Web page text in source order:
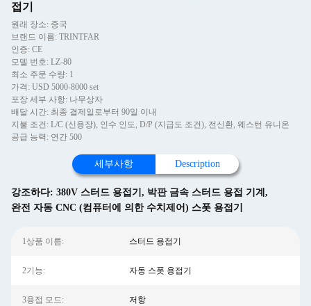
접기
원래 장소: 중국
브랜드 이름: TRINTFAR
인증: CE
모델 번호: LZ-80
최소 주문 수량: 1
가격: USD 5000-8000 set
포장 세부 사항: 나무상자
배달 시간: 최종 결제일로부터 90일 이내
지불 조건: L/C (신용장), 인수 인도, D/P (지급도 조건), 전신환, 웨스턴 유니온
공급 능력: 연간 500
세부사항 Description
강조하다: 380V 스터드 용접기 , 박판 금속 스터드 용접 기계 ,
완전 자동 CNC (컴퓨터에 의한 수치제어) 스폿 용접기
1상품 이름: 스터드 용접기
2기능: 자동 스폿 용접기
3용접 모드: 저항